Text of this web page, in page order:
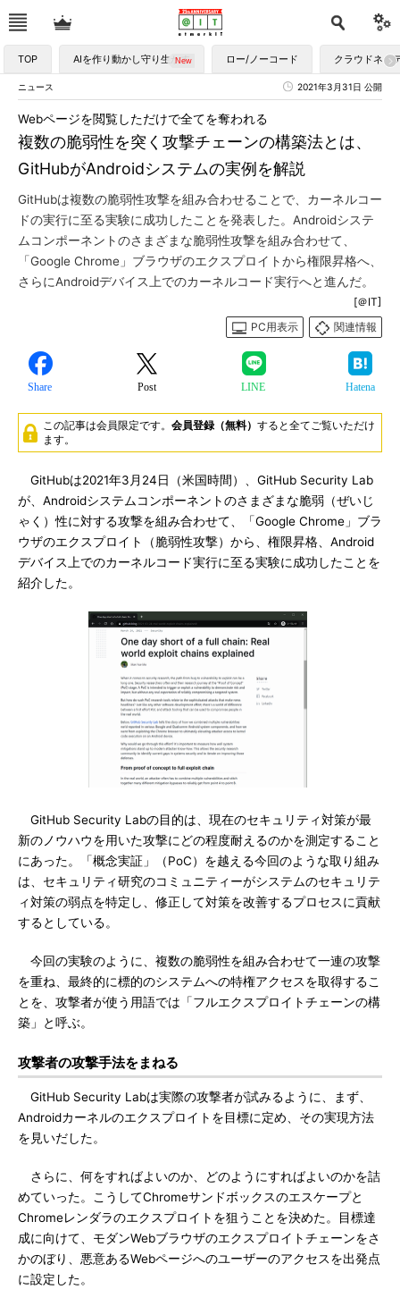
TOP AIを作り動かし守り生かす ロー/ノーコード クラウドネイ
ニュース 2021年3月31日 公開
複数の脆弱性を突く攻撃チェーンの構築法とは、
GitHubがAndroidシステムの実例を解説
Webページを閲覧しただけで全てを奪われる
GitHubは複数の脆弱性攻撃を組み合わせることで、カーネルコー
ドの実行に至る実験に成功したことを発表した。Androidシステ
ムコンポーネントのさまざまな脆弱性攻撃を組み合わせて、
「Google Chrome」ブラウザのエクスプロイトから権限昇格へ、
さらにAndroidデバイス上でのカーネルコード実行へと進んだ。
[＠IT]
PC用表示
関連情報
Share Post LINE Hatena
この記事は会員限定です。 会員登録（無料） すると全てご覧いただけ
ます。
GitHubは2021年3月24日（米国時間）、GitHub Security Lab
が、Androidシステムコンポーネントのさまざまな脆弱（ぜいじ
ゃく）性に対する攻撃を組み合わせて、「Google Chrome」ブラ
ウザのエクスプロイト（脆弱性攻撃）から、権限昇格、Android
デバイス上でのカーネルコード実行に至る実験に成功したことを
紹介した。
GitHub Security Labの目的は、現在のセキュリティ対策が最
新のノウハウを用いた攻撃にどの程度耐えるのかを測定すること
にあった。「概念実証」（PoC）を越える今回のような取り組み
は、セキュリティ研究のコミュニティーがシステムのセキュリテ
ィ対策の弱点を特定し、修正して対策を改善するプロセスに貢献
するとしている。
今回の実験のように、複数の脆弱性を組み合わせて一連の攻撃
を重ね、最終的に標的のシステムへの特権アクセスを取得するこ
とを、攻撃者が使う用語では「フルエクスプロイトチェーンの構
築」と呼ぶ。
攻撃者の攻撃手法をまねる
GitHub Security Labは実際の攻撃者が試みるように、まず、
Androidカーネルのエクスプロイトを目標に定め、その実現方法
を見いだした。
さらに、何をすればよいのか、どのようにすればよいのかを詰
めていった。こうしてChromeサンドボックスのエスケープと
Chromeレンダラのエクスプロイトを狙うことを決めた。目標達
成に向けて、モダンWebブラウザのエクスプロイトチェーンをさ
かのぼり、悪意あるWebページへのユーザーのアクセスを出発点
に設定した。